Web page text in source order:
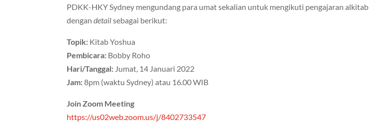
PDKK-HKY Sydney mengundang para umat sekalian untuk mengikuti pengajaran alkitab
dengandetailsebagai berikut:
Topik: Kitab Yoshua
Pembicara: Bobby Roho
Hari/Tanggal: Jumat, 14 Januari 2022
Jam:8pm (waktu Sydney) atau 16.00 WIB
Join Zoom Meeting
https://us02web.zoom.us/j/8402733547